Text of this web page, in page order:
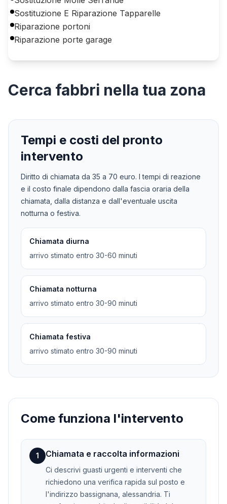
Sostituzione E Riparazione Tapparelle
Riparazione portoni
Riparazione porte garage
Cerca fabbri nella tua zona
Tempi e costi del pronto
intervento
Diritto di chiamata da 35 a 70 euro. I tempi di reazione
e il costo finale dipendono dalla fascia oraria della
chiamata, dalla distanza e dall'eventuale uscita
notturna o festiva.
Chiamata diurna
arrivo stimato entro 30-60 minuti
Chiamata notturna
arrivo stimato entro 30-90 minuti
Chiamata festiva
arrivo stimato entro 30-90 minuti
Come funziona l'intervento
1 Chiamata e raccolta informazioni
Ci descrivi guasti urgenti e interventi che
richiedono una verifica rapida sul posto e
l'indirizzo bassignana, alessandria. Ti